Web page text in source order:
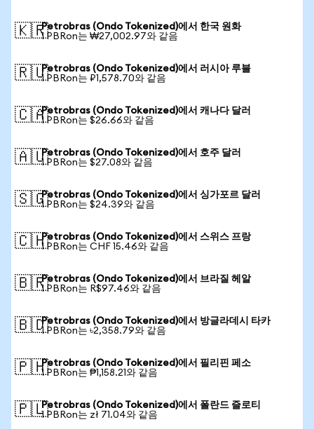
🇰🇷Petrobras (Ondo Tokenized)에서 한국 원화
1 PBRon는 ₩27,002.97와 같음
🇷🇺Petrobras (Ondo Tokenized)에서 러시아 루블
1 PBRon는 ₽1,578.70와 같음
🇨🇦Petrobras (Ondo Tokenized)에서 캐나다 달러
1 PBRon는 $26.66와 같음
🇦🇺Petrobras (Ondo Tokenized)에서 호주 달러
1 PBRon는 $27.08와 같음
🇸🇬Petrobras (Ondo Tokenized)에서 싱가포르 달러
1 PBRon는 $24.39와 같음
🇨🇭Petrobras (Ondo Tokenized)에서 스위스 프랑
1 PBRon는 CHF 15.46와 같음
🇧🇷Petrobras (Ondo Tokenized)에서 브라질 헤알
1 PBRon는 R$97.46와 같음
🇧🇩Petrobras (Ondo Tokenized)에서 방글라데시 타카
1 PBRon는 ৳2,358.79와 같음
🇵🇭Petrobras (Ondo Tokenized)에서 필리핀 페소
1 PBRon는 ₱1,158.21와 같음
🇵🇱Petrobras (Ondo Tokenized)에서 폴란드 즐로티
1 PBRon는 zł 71.04와 같음